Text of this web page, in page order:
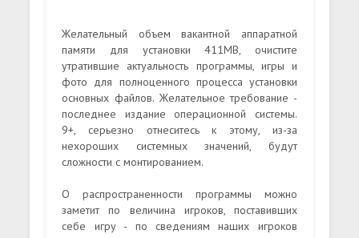
Желательный объем вакантной аппаратной
памяти для установки 411MB, очистите
утратившие актуальность программы, игры и
фото для полноценного процесса установки
основных файлов. Желательное требование -
последнее издание операционной системы.
9+, серьезно отнеситесь к этому, из-за
нехороших системных значений, будут
сложности с монтированием.
О распространенности программы можно
заметит по величина игроков, поставивших
себе игру - по сведениям наших игроков